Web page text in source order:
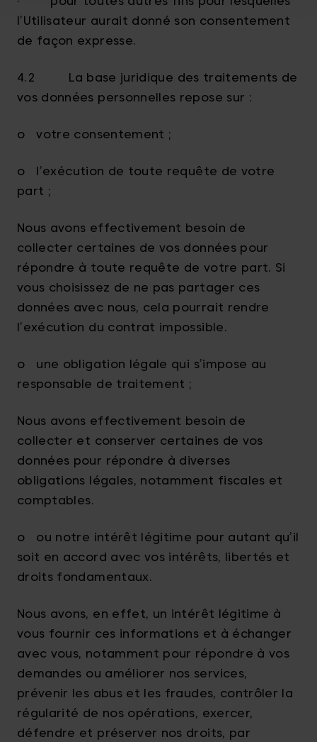
l’Utilisateur aurait donné son consentement
de façon expresse.
4.2 La base juridique des traitements de
vos données personnelles repose sur :
o votre consentement ;
o l’exécution de toute requête de votre
part ;
Nous avons effectivement besoin de
collecter certaines de vos données pour
répondre à toute requête de votre part. Si
vous choisissez de ne pas partager ces
données avec nous, cela pourrait rendre
l’exécution du contrat impossible.
o une obligation légale qui s’impose au
responsable de traitement ;
Nous avons effectivement besoin de
collecter et conserver certaines de vos
données pour répondre à diverses
obligations légales, notamment fiscales et
comptables.
o ou notre intérêt légitime pour autant qu’il
soit en accord avec vos intérêts, libertés et
droits fondamentaux.
Nous avons, en effet, un intérêt légitime à
vous fournir ces informations et à échanger
avec vous, notamment pour répondre à vos
demandes ou améliorer nos services,
prévenir les abus et les fraudes, contrôler la
régularité de nos opérations, exercer,
défendre et préserver nos droits, par